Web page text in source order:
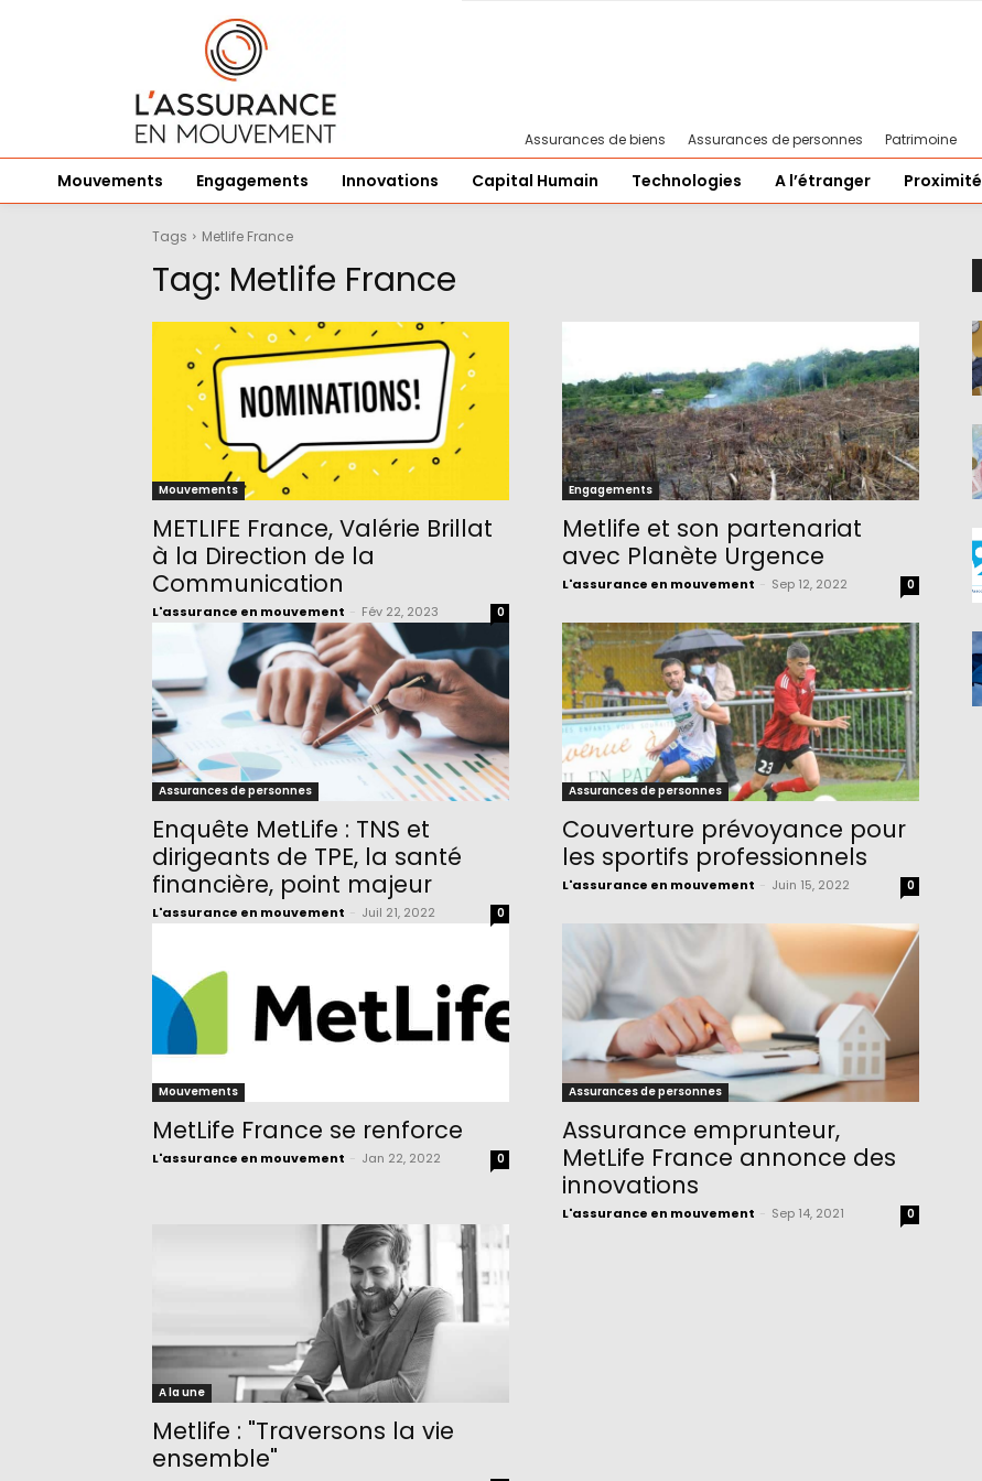
Assurances de biens Assurances de personnes Patrimoine
Mouvements Engagements Innovations Capital Humain Technologies A l’étranger Proximité
Tags Metlife France
Tag: Metlife France
Mouvements
METLIFE France, Valérie Brillat
à la Direction de la
Communication
L'assurance en mouvement Fév 22, 2023 0
Engagements
Metlife et son partenariat
avec Planète Urgence
L'assurance en mouvement Sep 12, 2022 0
Assurances de personnes
Enquête MetLife : TNS et
dirigeants de TPE, la santé
financière, point majeur
L'assurance en mouvement Juil 21, 2022 0
Assurances de personnes
Couverture prévoyance pour
les sportifs professionnels
L'assurance en mouvement Juin 15, 2022 0
Mouvements
MetLife France se renforce
L'assurance en mouvement Jan 22, 2022 0
Assurances de personnes
Assurance emprunteur,
MetLife France annonce des
innovations
L'assurance en mouvement Sep 14, 2021 0
A la une
Metlife : "Traversons la vie
ensemble"